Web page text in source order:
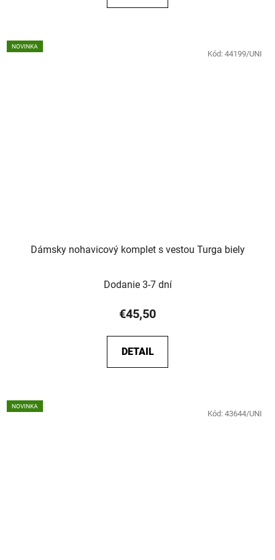
NOVINKA
Dámsky nohavicový komplet s vestou Turga biely
Dodanie 3-7 dní
€45,50
DETAIL
Kód: 44199/UNI
NOVINKA
Kód: 43644/UNI